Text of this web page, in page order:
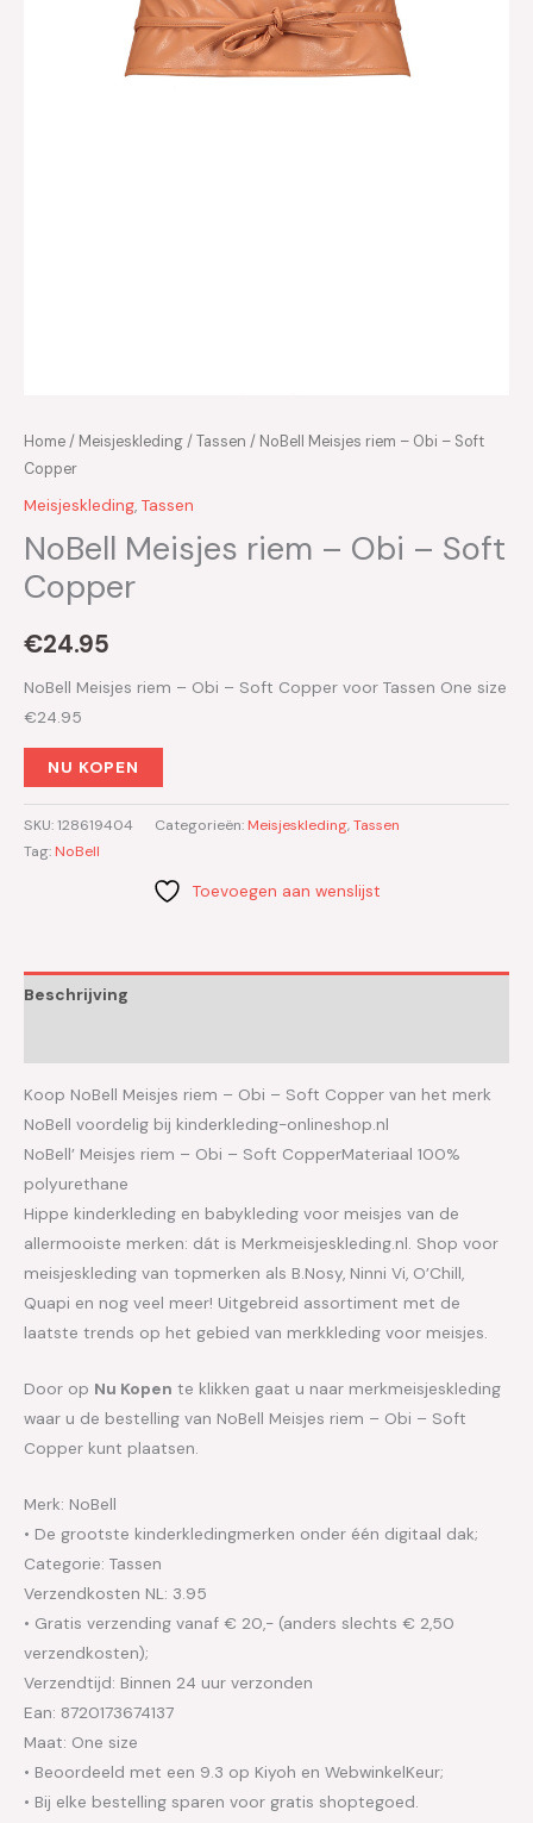
Home/ Meisjeskleding/Tassen / NoBell Meisjes riem – Obi – Soft
Copper
Meisjeskleding, Tassen
NoBell Meisjes riem – Obi – Soft
Copper
€24.95
NoBell Meisjes riem – Obi – Soft Copper voor Tassen One size
€24.95
NU KOPEN
SKU:128619404 Categorieën: Meisjeskleding,Tassen
Tag: NoBell
Toevoegen aan wenslijst
Beschrijving
Koop NoBell Meisjes riem – Obi – Soft Copper van het merk
NoBell voordelig bij kinderkleding-onlineshop.nl
NoBell’ Meisjes riem – Obi – Soft CopperMateriaal 100%
polyurethane
Hippe kinderkleding en babykleding voor meisjes van de
allermooiste merken: dát is Merkmeisjeskleding.nl. Shop voor
meisjeskleding van topmerken als B.Nosy, Ninni Vi, O’Chill,
Quapi en nog veel meer! Uitgebreid assortiment met de
laatste trends op het gebied van merkkleding voor meisjes.
Door op Nu Kopen te klikken gaat u naar merkmeisjeskleding
waar u de bestelling van NoBell Meisjes riem – Obi – Soft
Copper kunt plaatsen.
Merk: NoBell
• De grootste kinderkledingmerken onder één digitaal dak;
Categorie: Tassen
Verzendkosten NL: 3.95
• Gratis verzending vanaf € 20,- (anders slechts € 2,50
verzendkosten);
Verzendtijd: Binnen 24 uur verzonden
Ean: 8720173674137
Maat: One size
• Beoordeeld met een 9.3 op Kiyoh en WebwinkelKeur;
• Bij elke bestelling sparen voor gratis shoptegoed.